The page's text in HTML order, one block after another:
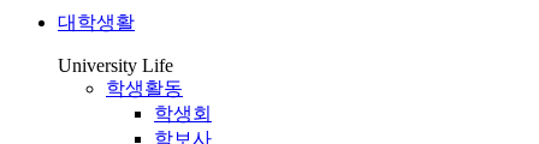
대학생활
University Life
학생활동
학생회
학보사